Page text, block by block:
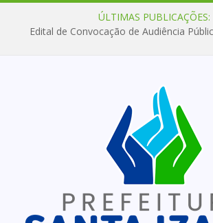
ÚLTIMAS PUBLICAÇÕES:
Edital de Convocação de Audiência